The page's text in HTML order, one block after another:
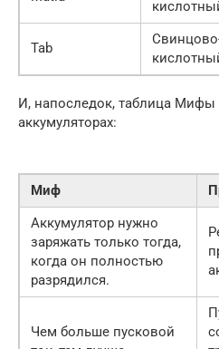
Tab
И, напоследок, таблица Мифы
аккумуляторах:
Миф
Аккумулятор нужно
заряжать только тогда,
когда он полностью
разрядился.
Чем больше пусковой